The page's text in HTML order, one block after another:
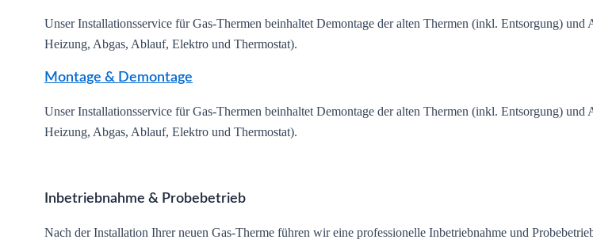
Unser Installationsservice für Gas-Thermen beinhaltet Demontage der alten Thermen (inkl. Entsorgung) und
Heizung, Abgas, Ablauf, Elektro und Thermostat).
Montage & Demontage
Unser Installationsservice für Gas-Thermen beinhaltet Demontage der alten Thermen (inkl. Entsorgung) und
Heizung, Abgas, Ablauf, Elektro und Thermostat).
Inbetriebnahme & Probebetrieb
Nach der Installation Ihrer neuen Gas-Therme führen wir eine professionelle Inbetriebnahme und